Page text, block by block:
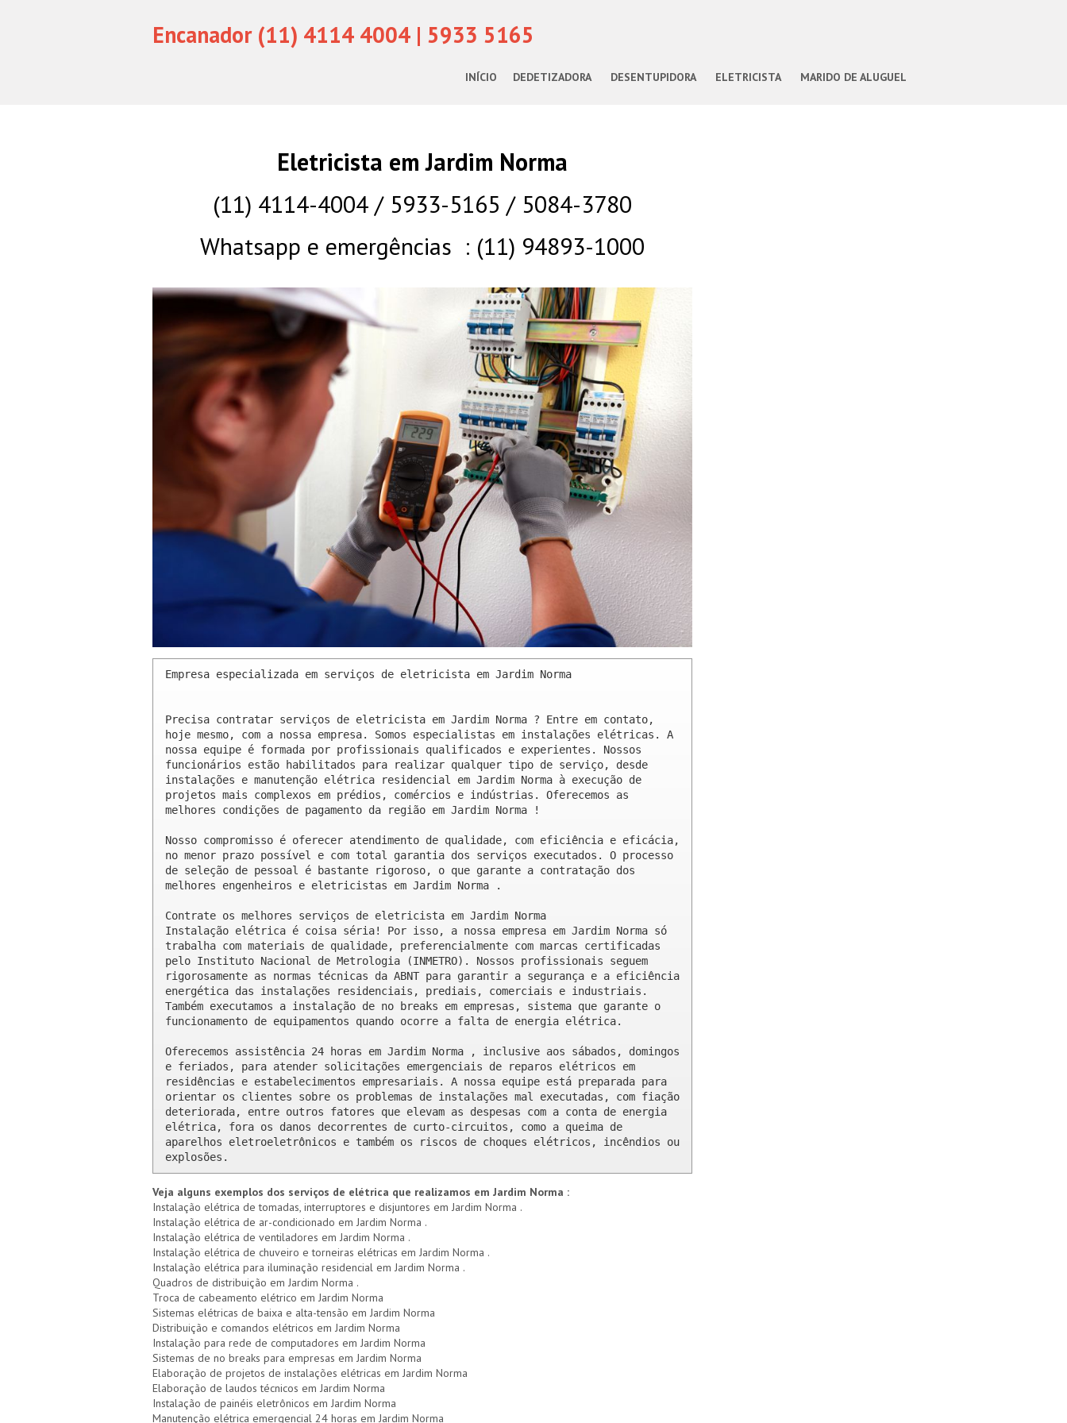
Encanador (11) 4114 4004 | 5933 5165
INÍCIO DEDETIZADORA DESENTUPIDORA ELETRICISTA MARIDO DE ALUGUEL
Eletricista em Jardim Norma
(11) 4114-4004 / 5933-5165 / 5084-3780
Whatsapp e emergências : (11) 94893-1000
Empresa especializada em serviços de eletricista em Jardim Norma
Precisa contratar serviços de eletricista em Jardim Norma ? Entre em contato,
hoje mesmo, com a nossa empresa. Somos especialistas em instalações elétricas. A
nossa equipe é formada por profissionais qualificados e experientes. Nossos
funcionários estão habilitados para realizar qualquer tipo de serviço, desde
instalações e manutenção elétrica residencial em Jardim Norma à execução de
projetos mais complexos em prédios, comércios e indústrias. Oferecemos as
melhores condições de pagamento da região em Jardim Norma !
Nosso compromisso é oferecer atendimento de qualidade, com eficiência e eficácia,
no menor prazo possível e com total garantia dos serviços executados. O processo
de seleção de pessoal é bastante rigoroso, o que garante a contratação dos
melhores engenheiros e eletricistas em Jardim Norma .
Contrate os melhores serviços de eletricista em Jardim Norma
Instalação elétrica é coisa séria! Por isso, a nossa empresa em Jardim Norma só
trabalha com materiais de qualidade, preferencialmente com marcas certificadas
pelo Instituto Nacional de Metrologia (INMETRO). Nossos profissionais seguem
rigorosamente as normas técnicas da ABNT para garantir a segurança e a eficiência
energética das instalações residenciais, prediais, comerciais e industriais.
Também executamos a instalação de no breaks em empresas, sistema que garante o
funcionamento de equipamentos quando ocorre a falta de energia elétrica.
Oferecemos assistência 24 horas em Jardim Norma , inclusive aos sábados, domingos
e feriados, para atender solicitações emergenciais de reparos elétricos em
residências e estabelecimentos empresariais. A nossa equipe está preparada para
orientar os clientes sobre os problemas de instalações mal executadas, com fiação
deteriorada, entre outros fatores que elevam as despesas com a conta de energia
elétrica, fora os danos decorrentes de curto-circuitos, como a queima de
aparelhos eletroeletrônicos e também os riscos de choques elétricos, incêndios ou
explosões.
Veja alguns exemplos dos serviços de elétrica que realizamos em Jardim Norma :
Instalação elétrica de tomadas, interruptores e disjuntores em Jardim Norma .
Instalação elétrica de ar-condicionado em Jardim Norma .
Instalação elétrica de ventiladores em Jardim Norma .
Instalação elétrica de chuveiro e torneiras elétricas em Jardim Norma .
Instalação elétrica para iluminação residencial em Jardim Norma .
Quadros de distribuição em Jardim Norma .
Troca de cabeamento elétrico em Jardim Norma
Sistemas elétricas de baixa e alta-tensão em Jardim Norma
Distribuição e comandos elétricos em Jardim Norma
Instalação para rede de computadores em Jardim Norma
Sistemas de no breaks para empresas em Jardim Norma
Elaboração de projetos de instalações elétricas em Jardim Norma
Elaboração de laudos técnicos em Jardim Norma
Instalação de painéis eletrônicos em Jardim Norma
Manutenção elétrica emergencial 24 horas em Jardim Norma